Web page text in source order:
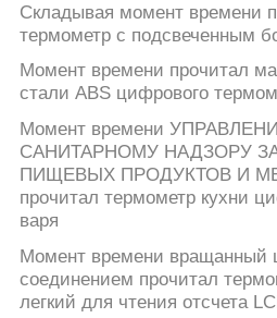
Складывая момент времени
термометр с подсвеченным
Момент времени прочитал
стали ABS цифрового
Момент времени
САНИТАРНОМУ НАДЗОРУ
ПИЩЕВЫХ ПРОДУКТОВ И
прочитал термометр кухни
варя
Момент времени вращанный
соединением прочитал
легкий для чтения отсчета